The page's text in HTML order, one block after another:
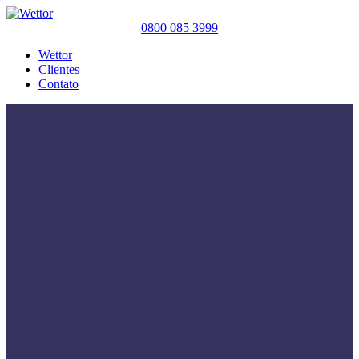
0800 085 3999
Wettor
Clientes
Contato